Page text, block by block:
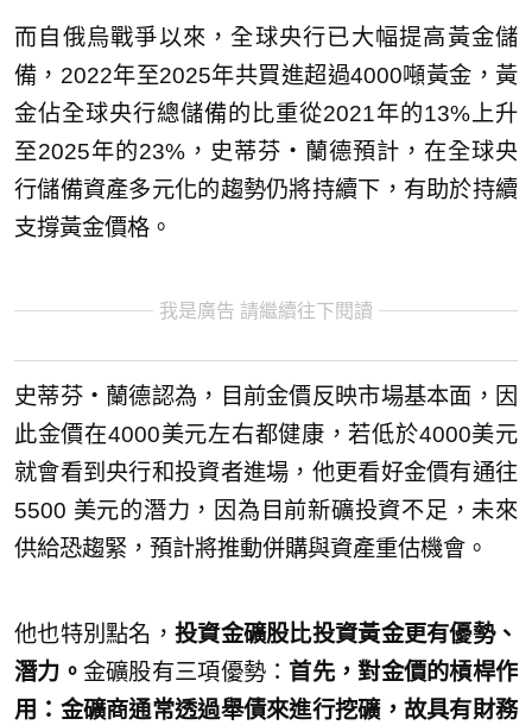
而自俄烏戰爭以來，全球央行已大幅提高黃金儲
備，2022年至2025年共買進超過4000噸黃金，黃
金佔全球央行總儲備的比重從2021年的13%上升
至2025年的23%，史蒂芬‧蘭德預計，在全球央
行儲備資產多元化的趨勢仍將持續下，有助於持續
支撐黃金價格。
我是廣告 請繼續往下閱讀
史蒂芬‧蘭德認為，目前金價反映市場基本面，因
此金價在4000美元左右都健康，若低於4000美元
就會看到央行和投資者進場，他更看好金價有通往
5500 美元的潛力，因為目前新礦投資不足，未來
供給恐趨緊，預計將推動併購與資產重估機會。
他也特別點名， 投資金礦股比投資黃金更有優勢、
潛力。 金礦股有三項優勢： 首先，對金價的槓桿作
用：金礦商通常透過舉債來進行挖礦，故具有財務